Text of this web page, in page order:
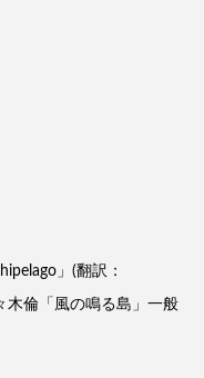
」(翻訳：
木倫「風の鳴る島」一般